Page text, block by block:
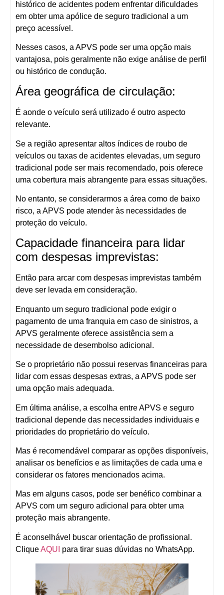
histórico de acidentes podem enfrentar dificuldades
em obter uma apólice de seguro tradicional a um
preço acessível.
Nesses casos, a APVS pode ser uma opção mais
vantajosa, pois geralmente não exige análise de perfil
ou histórico de condução.
Área geográfica de circulação:
É aonde o veículo será utilizado é outro aspecto
relevante.
Se a região apresentar altos índices de roubo de
veículos ou taxas de acidentes elevadas, um seguro
tradicional pode ser mais recomendado, pois oferece
uma cobertura mais abrangente para essas situações.
No entanto, se considerarmos a área como de baixo
risco, a APVS pode atender às necessidades de
proteção do veículo.
Capacidade financeira para lidar
com despesas imprevistas:
Então para arcar com despesas imprevistas também
deve ser levada em consideração.
Enquanto um seguro tradicional pode exigir o
pagamento de uma franquia em caso de sinistros, a
APVS geralmente oferece assistência sem a
necessidade de desembolso adicional.
Se o proprietário não possui reservas financeiras para
lidar com essas despesas extras, a APVS pode ser
uma opção mais adequada.
Em última análise, a escolha entre APVS e seguro
tradicional depende das necessidades individuais e
prioridades do proprietário do veículo.
Mas é recomendável comparar as opções disponíveis,
analisar os benefícios e as limitações de cada uma e
considerar os fatores mencionados acima.
Mas em alguns casos, pode ser benéfico combinar a
APVS com um seguro adicional para obter uma
proteção mais abrangente.
É aconselhável buscar orientação de profissional.
CliqueAQUI para tirar suas dúvidas no WhatsApp.